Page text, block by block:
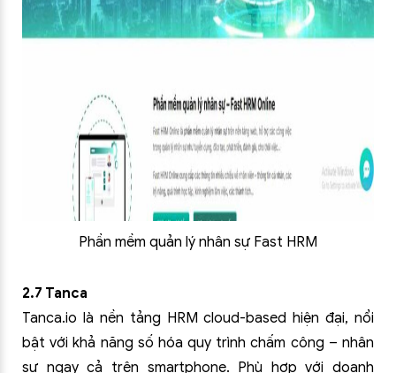
Phần mềm quản lý nhân sự Fast HRM
2.7 Tanca
Tanca.io là nền tảng HRM cloud-based hiện đại, nổi
bật với khả năng số hóa quy trình chấm công – nhân
sự ngay cả trên smartphone. Phù hợp với doanh